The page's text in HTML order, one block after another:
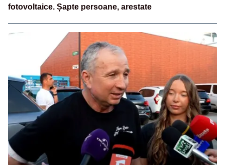
fotovoltaice. Șapte persoane, arestate